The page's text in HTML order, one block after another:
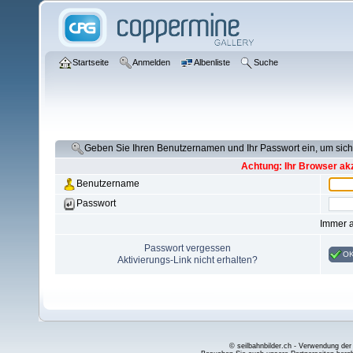
Startseite Anmelden Albenliste Suche
Geben Sie Ihren Benutzernamen und Ihr Passwort ein, um
Achtung: Ihr Browser
Benutzername
Passwort
Immer
Passwort vergessen
Aktivierungs-Link nicht erhalten?
© seilbahnbilder.ch - Verwendung